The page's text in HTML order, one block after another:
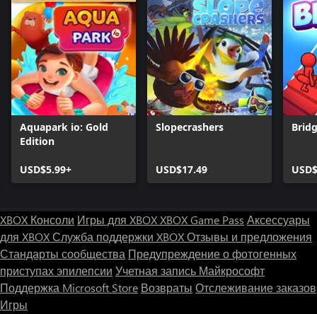
Aquapark io: Gold
Edition
USD$5.99+
Slopecrashers
USD$17.49
XBOX Консоли Игры для XBOXXBOX Game Pass Аксессуары
для XBOXСлужба поддержки XBOXОтзывы и предложения
Стандарты сообщества Предупреждение о фотогенных
приступах эпилепсии Учетная запись Майкрософт
Поддержка Microsoft Store Возвраты Отслеживание заказов
Игры